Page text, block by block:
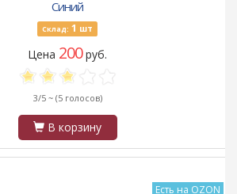
Синий
Склад: 1 шт
Цена 200руб.
3/5 ~ (5 голосов)
В корзину
Есть на OZON